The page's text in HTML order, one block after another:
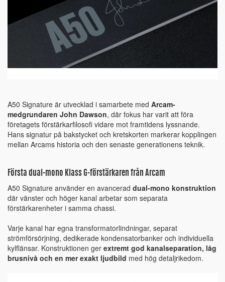
A50 Signature är utvecklad i samarbete med Arcam-
medgrundaren John Dawson, där fokus har varit att föra
företagets förstärkarfilosofi vidare mot framtidens lyssnande.
Hans signatur på bakstycket och kretskorten markerar kopplingen
mellan Arcams historia och den senaste generationens teknik.
Första dual-mono Klass G-förstärkaren från Arcam
A50 Signature använder en avancerad dual-mono konstruktion
där vänster och höger kanal arbetar som separata
förstärkarenheter i samma chassi.
Varje kanal har egna transformatorlindningar, separat
strömförsörjning, dedikerade kondensatorbanker och individuella
kylflänsar. Konstruktionen ger extremt god kanalseparation, låg
brusnivå och en mer exakt ljudbild med hög detaljrikedom.